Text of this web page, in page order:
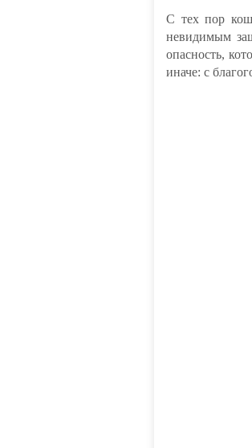
С тех пор
невидимым
опасность,
иначе: с